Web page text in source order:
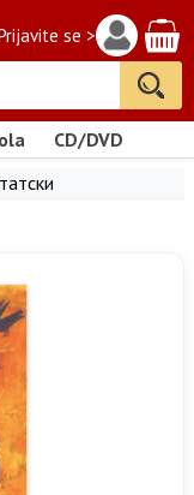
se >
CD/DVD